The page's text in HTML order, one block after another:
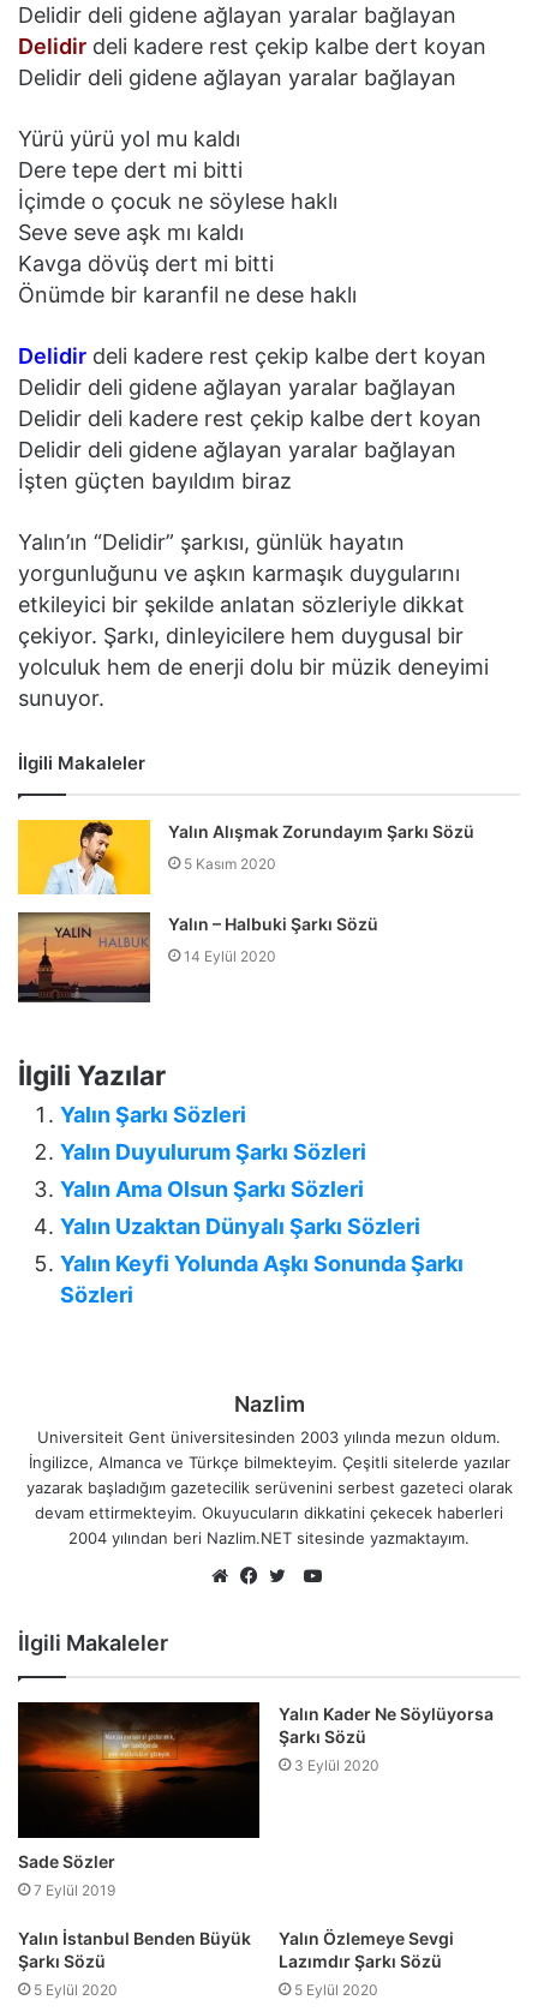
Delidir deli gidene ağlayan yaralar bağlayan
Delidir deli kadere rest çekip kalbe dert koyan
Delidir deli gidene ağlayan yaralar bağlayan
Yürü yürü yol mu kaldı
Dere tepe dert mi bitti
İçimde o çocuk ne söylese haklı
Seve seve aşk mı kaldı
Kavga dövüş dert mi bitti
Önümde bir karanfil ne dese haklı
Delidir deli kadere rest çekip kalbe dert koyan
Delidir deli gidene ağlayan yaralar bağlayan
Delidir deli kadere rest çekip kalbe dert koyan
Delidir deli gidene ağlayan yaralar bağlayan
İşten güçten bayıldım biraz
Yalın’ın “Delidir” şarkısı, günlük hayatın
yorgunluğunu ve aşkın karmaşık duygularını
etkileyici bir şekilde anlatan sözleriyle dikkat
çekiyor. Şarkı, dinleyicilere hem duygusal bir
yolculuk hem de enerji dolu bir müzik deneyimi
sunuyor.
İlgili Makaleler
Yalın Alışmak Zorundayım Şarkı Sözü
5 Kasım 2020
Yalın – Halbuki Şarkı Sözü
14 Eylül 2020
İlgili Yazılar
Yalın Şarkı Sözleri
Yalın Duyulurum Şarkı Sözleri
Yalın Ama Olsun Şarkı Sözleri
Yalın Uzaktan Dünyalı Şarkı Sözleri
Yalın Keyfi Yolunda Aşkı Sonunda Şarkı
Sözleri
Nazlim
Universiteit Gent üniversitesinden 2003 yılında mezun oldum.
İngilizce, Almanca ve Türkçe bilmekteyim. Çeşitli sitelerde yazılar
yazarak başladığım gazetecilik serüvenini serbest gazeteci olarak
devam ettirmekteyim. Okuyucuların dikkatini çekecek haberleri
2004 yılından beri Nazlim.NET sitesinde yazmaktayım.
YouTube
İlgili Makaleler
Sade Sözler
7 Eylül 2019
Yalın Kader Ne Söylüyorsa
Şarkı Sözü
3 Eylül 2020
Yalın İstanbul Benden Büyük
Şarkı Sözü
5 Eylül 2020
Yalın Özlemeye Sevgi
Lazımdır Şarkı Sözü
5 Eylül 2020